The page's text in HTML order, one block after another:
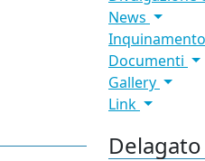
News
Documenti
Gallery
Link